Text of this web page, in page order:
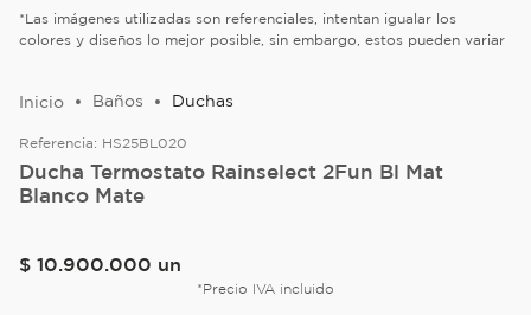
*Las imágenes utilizadas son referenciales, intentan igualar los
colores y diseños lo mejor posible, sin embargo, estos pueden variar
Baños Duchas
Referencia: HS25BL020
Ducha Termostato Rainselect 2Fun Bl Mat
Blanco Mate
$ 10.900.000 un
*Precio IVA incluido